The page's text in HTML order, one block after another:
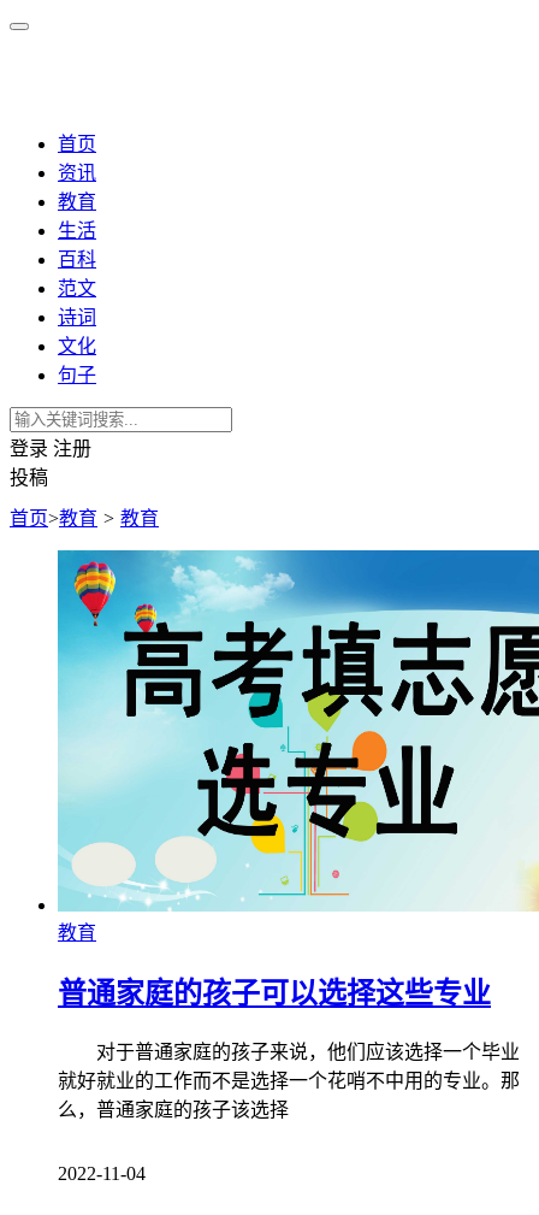
首页
资讯
教育
生活
百科
范文
诗词
文化
句子
登录 注册
投稿
首页>教育 > 教育
教育
普通家庭的孩子可以选择这些专业
对于普通家庭的孩子来说，他们应该选择一个毕业
就好就业的工作而不是选择一个花哨不中用的专业。那
么，普通家庭的孩子该选择
2022-11-04